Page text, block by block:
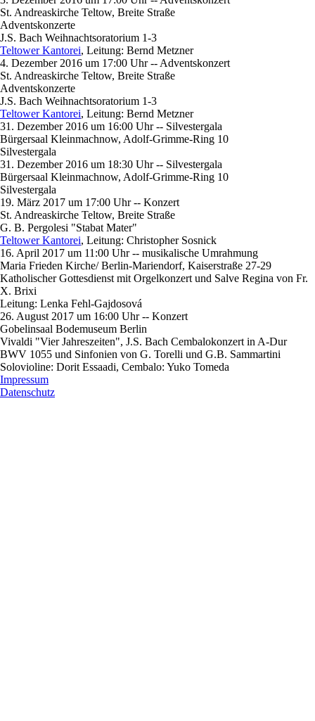
St. Andreaskirche Teltow, Breite Straße
Adventskonzerte
J.S. Bach Weihnachtsoratorium 1-3
Teltower Kantorei, Leitung: Bernd Metzner
4. Dezember 2016 um 17:00 Uhr -- Adventskonzert
St. Andreaskirche Teltow, Breite Straße
Adventskonzerte
J.S. Bach Weihnachtsoratorium 1-3
Teltower Kantorei, Leitung: Bernd Metzner
31. Dezember 2016 um 16:00 Uhr -- Silvestergala
Bürgersaal Kleinmachnow, Adolf-Grimme-Ring 10
Silvestergala
31. Dezember 2016 um 18:30 Uhr -- Silvestergala
Bürgersaal Kleinmachnow, Adolf-Grimme-Ring 10
Silvestergala
19. März 2017 um 17:00 Uhr -- Konzert
St. Andreaskirche Teltow, Breite Straße
G. B. Pergolesi "Stabat Mater"
Teltower Kantorei, Leitung: Christopher Sosnick
16. April 2017 um 11:00 Uhr -- musikalische Umrahmung
Maria Frieden Kirche/ Berlin-Mariendorf, Kaiserstraße 27-29
Katholischer Gottesdienst mit Orgelkonzert und Salve Regina von Fr.
X. Brixi
Leitung: Lenka Fehl-Gajdosová
26. August 2017 um 16:00 Uhr -- Konzert
Gobelinsaal Bodemuseum Berlin
Vivaldi "Vier Jahreszeiten", J.S. Bach Cembalokonzert in A-Dur
BWV 1055 und Sinfonien von G. Torelli und G.B. Sammartini
Solovioline: Dorit Essaadi, Cembalo: Yuko Tomeda
Impressum
Datenschutz